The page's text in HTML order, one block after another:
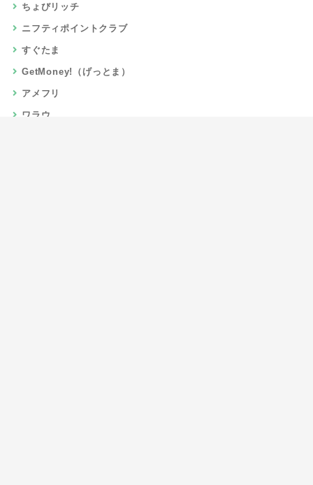
ちょびリッチ
ニフティポイントクラブ
すぐたま
GetMoney!（げっとま）
アメフリ
ワラウ